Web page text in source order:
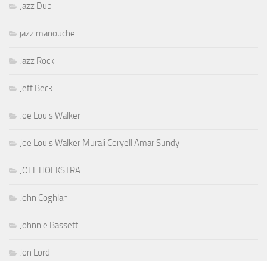
Jazz Dub
jazz manouche
Jazz Rock
Jeff Beck
Joe Louis Walker
Joe Louis Walker Murali Coryell Amar Sundy
JOEL HOEKSTRA
John Coghlan
Johnnie Bassett
Jon Lord